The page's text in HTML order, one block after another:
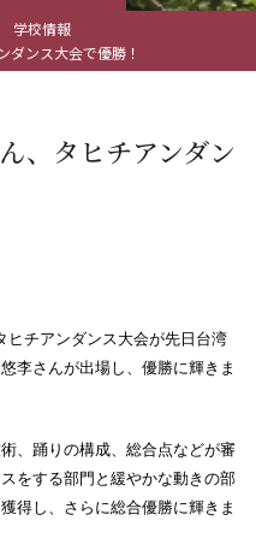
学校情報
ダンス大会で優勝！
、タヒチアンダン
ヒチアンダンス大会が先日台湾
李さんが出場し、優勝に輝きま
、踊りの構成、総合点などが審
をする部門と緩やかな動きの部
得し、さらに総合優勝に輝きま